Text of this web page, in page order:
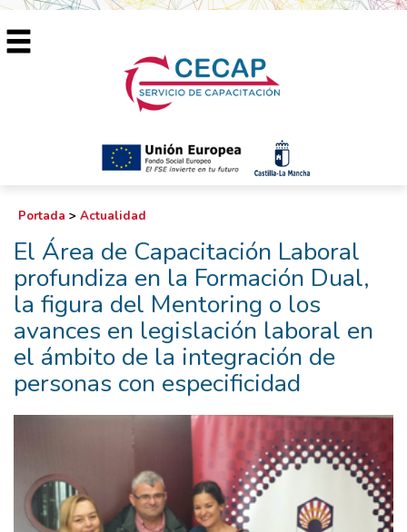
Portada > Actualidad
El Área de Capacitación Laboral
profundiza en la Formación Dual,
la figura del Mentoring o los
avances en legislación laboral en
el ámbito de la integración de
personas con especificidad